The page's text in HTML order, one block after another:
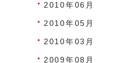
2010年06月
2010年05月
2010年03月
2009年08月